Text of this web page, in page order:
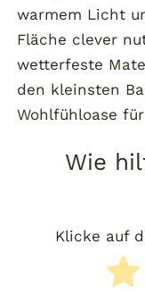
warmem Licht
Fläche clever
wetterfeste
den kleinsten
Wohlfühloase
Wie
Klicke auf